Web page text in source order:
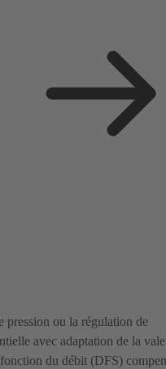
pression ou la régulation de
avec adaptation de la
du débit (DFS)